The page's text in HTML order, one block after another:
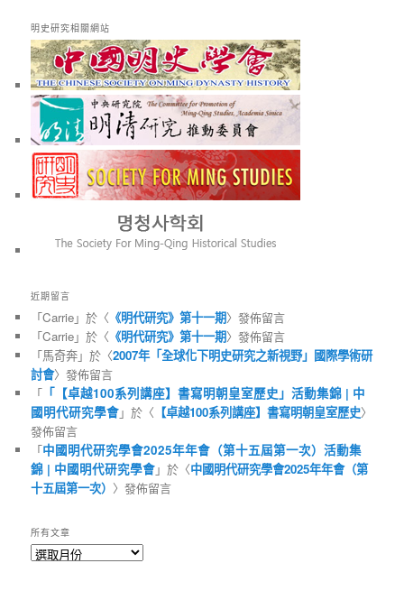
明史研究相關網站
近期留言
「Carrie」於〈 《明代研究》第十一期〉發佈留言
「Carrie」於〈 《明代研究》第十一期〉發佈留言
「馬奇奔」於〈2007年「全球化下明史研究之新視野」國際學術研
討會〉發佈留言
「 「【卓越100系列講座】書寫明朝皇室歷史」活動集錦 | 中
國明代研究學會」於〈 【卓越100系列講座】書寫明朝皇室歷史〉
發佈留言
「中國明代研究學會2025年年會（第十五屆第一次）活動集
錦 | 中國明代研究學會」於〈中國明代研究學會2025年年會（第
十五屆第一次） 〉發佈留言
所有文章
所